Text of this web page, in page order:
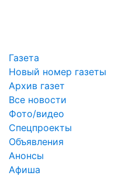
Газета
Новый номер газеты
Архив газет
Все новости
Фото/видео
Спецпроекты
Объявления
Анонсы
Афиша